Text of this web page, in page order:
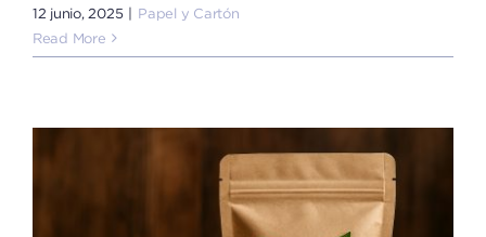
12 junio, 2025
Papel y Cartón
Read More